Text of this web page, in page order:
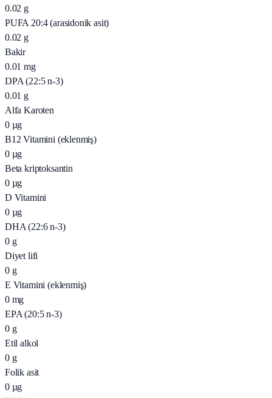
0.02 g
PUFA 20:4 (arasidonik asit)
0.02 g
Bakir
0.01 mg
DPA (22:5 n-3)
0.01 g
Alfa Karoten
0 µg
B12 Vitamini (eklenmiş)
0 µg
Beta kriptoksantin
0 µg
D Vitamini
0 µg
DHA (22:6 n-3)
0 g
Diyet lifi
0 g
E Vitamini (eklenmiş)
0 mg
EPA (20:5 n-3)
0 g
Etil alkol
0 g
Folik asit
0 µg